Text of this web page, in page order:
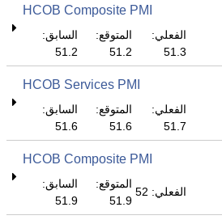
HCOB Composite PMI
الفعلي:
51.3
المتوقع:
51.2
السابق:
51.2
HCOB Services PMI
الفعلي:
51.7
المتوقع:
51.6
السابق:
51.6
HCOB Composite PMI
الفعلي: 52
المتوقع:
51.9
السابق:
51.9